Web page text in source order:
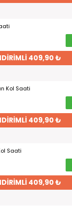
409,90 ₺
Kol Saati
409,90 ₺
Saati
409,90 ₺